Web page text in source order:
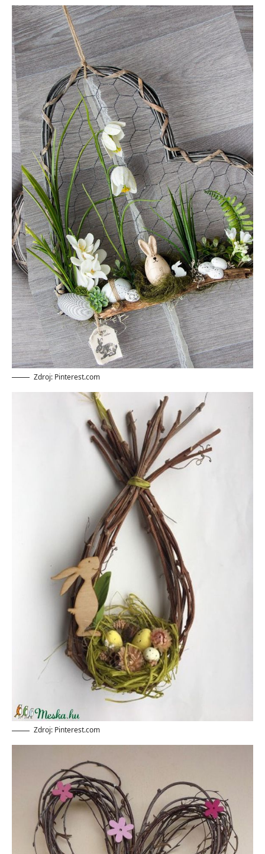
Zdroj: Pinterest.com
Zdroj: Pinterest.com